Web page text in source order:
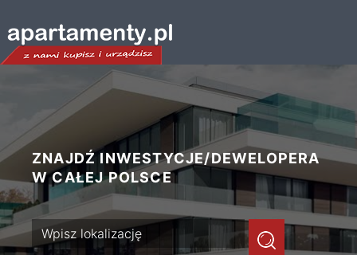
ZNAJDŹ INWESTYCJE/DEWELOPERA
W CAŁEJ POLSCE